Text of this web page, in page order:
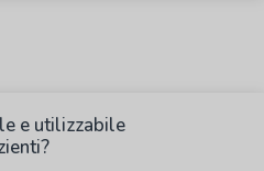
e utilizzabile